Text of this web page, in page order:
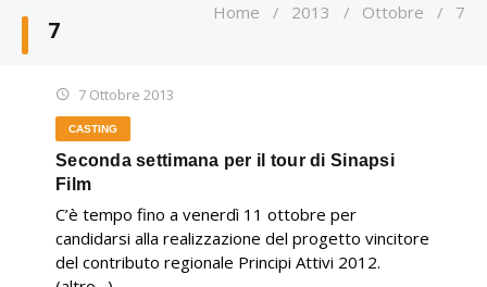
7
Home / 2013 / Ottobre / 7
7 Ottobre 2013
CASTING
Seconda settimana per il tour di Sinapsi
Film
C’è tempo fino a venerdì 11 ottobre per
candidarsi alla realizzazione del progetto vincitore
del contributo regionale Principi Attivi 2012.